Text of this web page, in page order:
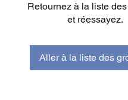
Retournez à la liste
et réessayez.
Aller à la liste des